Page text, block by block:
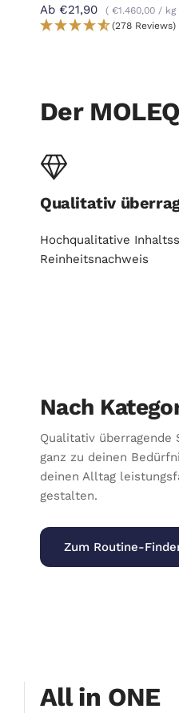
Ab €21,90 €1.460,00 / kg
(278 Reviews)
Der
Qualitativ
Hochqualitative
Reinheitsnachweis
Nach
Qualitativ
ganz zu deinen
deinen Alltag
gestalten.
Zum Routine-
All in ONE